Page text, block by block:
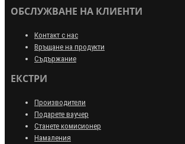
ОБСЛУЖВАНЕ НА КЛИЕНТИ
Контакт с нас
Връщане на продукти
Съдържание
ЕКСТРИ
Производители
Подарете ваучер
Станете комисионер
Намаления